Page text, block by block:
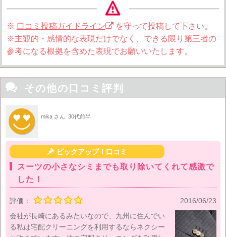
※ 口コミ投稿ガイドライン
を守って投稿して下さい。
※主観的・感情的な表現だけでなく、できる限り第三者の
参考になる根拠を含めた表現でお願いいたします。
 その他の口コミ評判
mika さん 30代前半
ピックアップ！口コミ
スーツの小さなシミまでも取り除いてくれて感激で
した！
評価：
2016/06/23
会社が長崎にあるみたいなので、九州に住んでい
る私は宅配クリーニングを利用するならネクシー